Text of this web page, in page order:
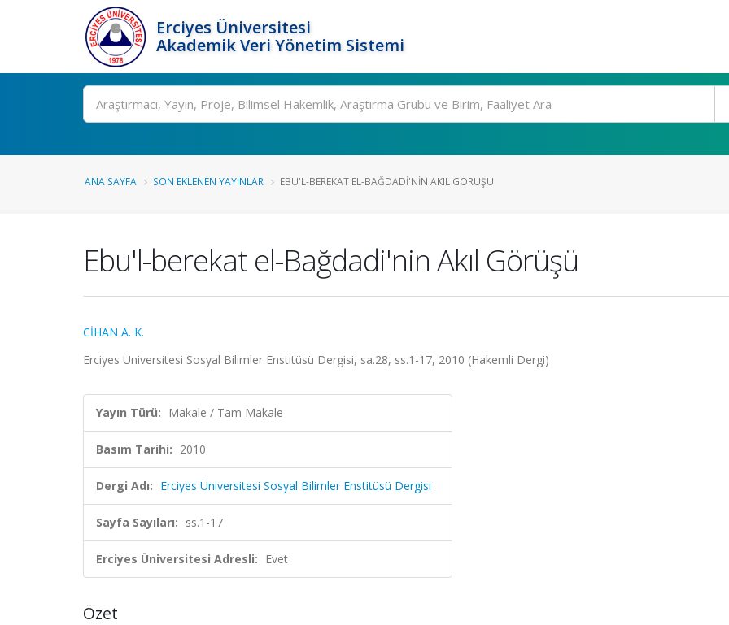
Erciyes Üniversitesi
Akademik Veri Yönetim Sistemi
Ara
ANA SAYFA SON EKLENEN YAYINLAR EBU'L-BEREKAT EL-BAĞDADI'NIN AKIL GÖRÜŞÜ
Ebu'l-berekat el-Bağdadi'nin Akıl Görüşü
CİHAN A. K.
Erciyes Üniversitesi Sosyal Bilimler Enstitüsü Dergisi, sa.28, ss.1-17, 2010 (Hakemli Dergi)
Yayın Türü: Makale / Tam Makale
Basım Tarihi: 2010
Dergi Adı: Erciyes Üniversitesi Sosyal Bilimler Enstitüsü Dergisi
Sayfa Sayıları: ss.1-17
Erciyes Üniversitesi Adresli: Evet
Özet